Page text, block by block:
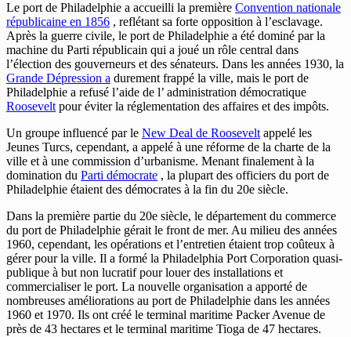
Le port de Philadelphie a accueilli la première Convention nationale
républicaine en 1856 , reflétant sa forte opposition à l’esclavage.
Après la guerre civile, le port de Philadelphie a été dominé par la
machine du Parti républicain qui a joué un rôle central dans
l’élection des gouverneurs et des sénateurs. Dans les années 1930, la
Grande Dépression a durement frappé la ville, mais le port de
Philadelphie a refusé l’aide de l’ administration démocratique
Roosevelt pour éviter la réglementation des affaires et des impôts.
Un groupe influencé par le New Deal de Roosevelt appelé les
Jeunes Turcs, cependant, a appelé à une réforme de la charte de la
ville et à une commission d’urbanisme. Menant finalement à la
domination du Parti démocrate , la plupart des officiers du port de
Philadelphie étaient des démocrates à la fin du 20e siècle.
Dans la première partie du 20e siècle, le département du commerce
du port de Philadelphie gérait le front de mer. Au milieu des années
1960, cependant, les opérations et l’entretien étaient trop coûteux à
gérer pour la ville. Il a formé la Philadelphia Port Corporation quasi-
publique à but non lucratif pour louer des installations et
commercialiser le port. La nouvelle organisation a apporté de
nombreuses améliorations au port de Philadelphie dans les années
1960 et 1970. Ils ont créé le terminal maritime Packer Avenue de
près de 43 hectares et le terminal maritime Tioga de 47 hectares.